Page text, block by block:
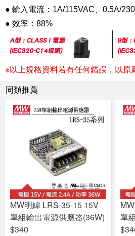
● 輸入電流：1A/115VAC、0.5A/
● 效率：88%
※以上規格資料若有任何錯誤，以原
同類推薦
MW明緯 LRS-35-15 15V
單組輸出電源供應器(36W)
$340
單